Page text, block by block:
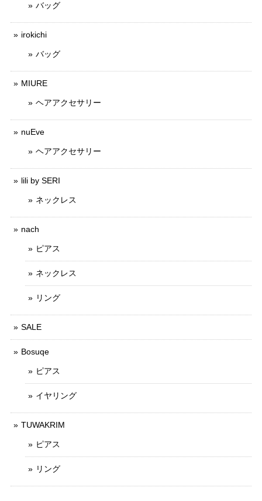
バッグ
irokichi
バッグ
MIURE
ヘアアクセサリー
nuEve
ヘアアクセサリー
lili by SERI
ネックレス
nach
ピアス
ネックレス
リング
SALE
Bosuqe
ピアス
イヤリング
TUWAKRIM
ピアス
リング